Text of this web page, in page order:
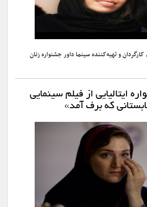
و تهیه‌کننده سینما داور جشنواره زنان
ایتالیایی از فیلم سینمایی
که برف آمد»